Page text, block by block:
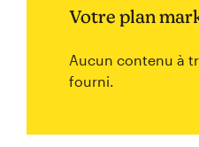
Votre plan
Aucun contenu à
fourni.